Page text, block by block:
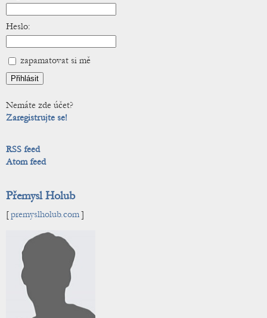
Heslo:
zapamatovat si mě
Nemáte zde účet?
Zaregistrujte se!
RSS feed
Atom feed
Přemysl Holub
[premyslholub.com]